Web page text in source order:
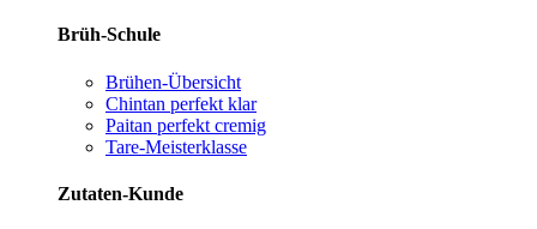
Brüh-Schule
Brühen-Übersicht
Chintan perfekt klar
Paitan perfekt cremig
Tare-Meisterklasse
Zutaten-Kunde